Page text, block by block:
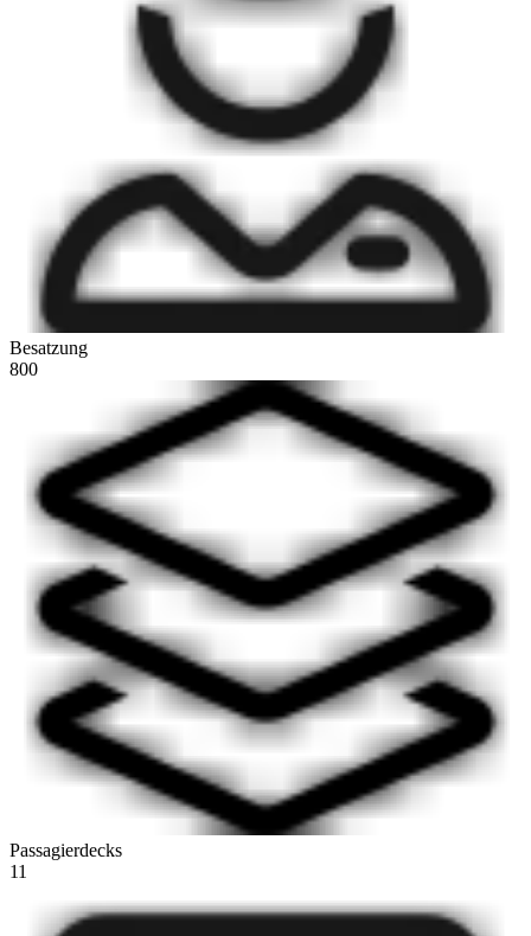
Besatzung
800
Passagierdecks
11